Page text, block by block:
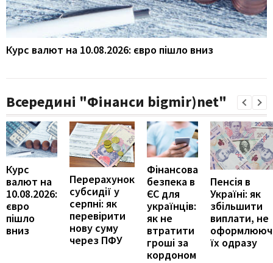
Курс валют на 10.08.2026: євро пішло вниз
Всередині "Фінанси bigmir)net"
Курс
валют на
10.08.2026:
євро
пішло
вниз
Перерахунок
субсидії у
серпні: як
перевірити
нову суму
через ПФУ
Фінансова
безпека в
ЄС для
українців:
як не
втратити
гроші за
кордоном
Пенсія в
Україні: як
збільшити
виплати, не
їх одразу